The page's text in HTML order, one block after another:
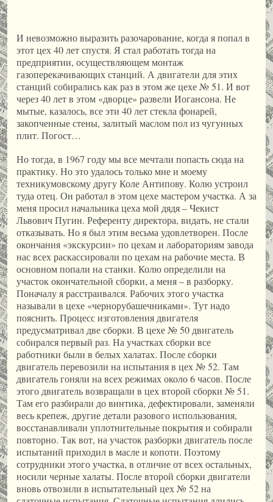
И невозможно выразить разочарование, когда я попал в
этот цех 40 лет спустя. Я стал работать тогда на
предприятии, осуществляющем монтаж
газоперекачивающих станций. А двигатели для этих
станций собирались как раз в этом же цехе № 51. И вот
через 40 лет в этом «дворце» развели Иогансона. Не
мытые, казалось, все эти 40 лет стекла фонарей,
закопченные стены, залитый маслом пол из чугунных
плит. Погост…
Но тогда, в 1967 году мы все мечтали попасть сюда на
практику. Но это удалось только мне и моему
техникумовскому другу Коле Антипову. Колю устроил
туда отец. Он работал в этом цехе мастером участка. А за
меня просил начальника цеха мой дядя – Чекист
Львович Пугин. Референту директора, видать, не стали
отказывать. Но я был этим весьма удовлетворен. После
окончания «экскурсии» по цехам и лабораториям завода
нас всех раскассировали по цехам на рабочие места. В
основном попали на станки. Колю определили на
участок окончательной сборки, а меня – в разборку.
Поначалу я расстраивался. Рабочих этого участка
называли в цехе «чернорубашечниками». Тут надо
пояснить. Процесс изготовления двигателя
предусматривал две сборки. В цехе № 50 двигатель
собирался первый раз. На участках сборки все
работники были в белых халатах. После сборки
двигатель перевозили на испытания в цех № 52. Там
двигатель гоняли на всех режимах около 6 часов. После
этого двигатель возвращали в цех второй сборки № 51.
Там его разбирали до винтика, дефектировали, заменяли
весь крепеж, другие детали разового использования,
восстанавливали уплотнительные покрытия и собирали
повторно. Так вот, на участок разборки двигатель после
испытаний приходил в масле и копоти. Поэтому
сотрудники этого участка, в отличие от всех остальных,
носили черные халаты. После второй сборки двигатели
вновь отвозили в испытательный цех № 52 на